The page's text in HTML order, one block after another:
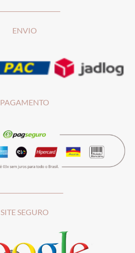
ENVIO
PAGAMENTO
SITE SEGURO